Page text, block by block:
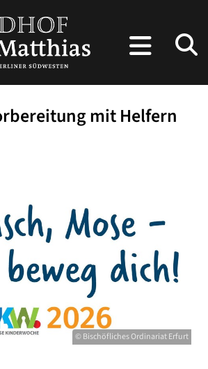
mit Helfern
© Bischöfliches Ordinariat Erfurt